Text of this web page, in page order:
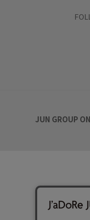
JUN GROUP